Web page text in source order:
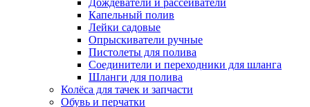
Дождеватели и рассеиватели
Капельный полив
Лейки садовые
Опрыскиватели ручные
Пистолеты для полива
Соединители и переходники для шланга
Шланги для полива
Колёса для тачек и запчасти
Обувь и перчатки